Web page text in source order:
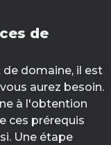
de
domaine, il est
aurez besoin.
à l'obtention
ces prérequis
Une étape